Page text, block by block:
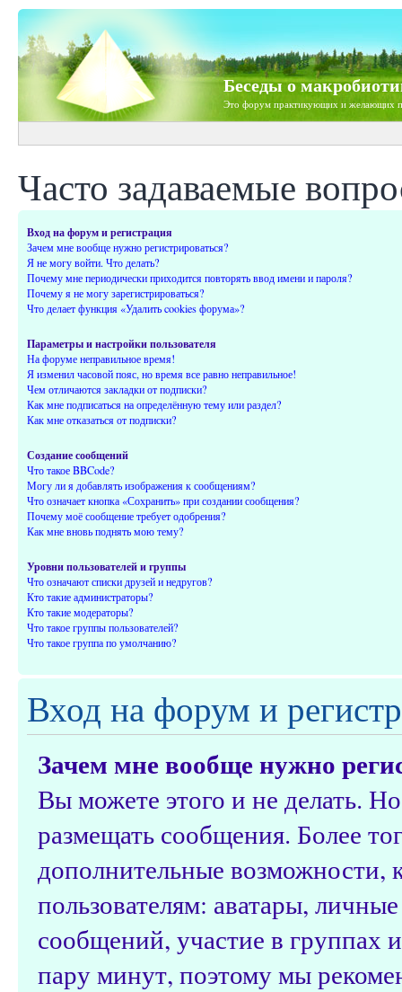
Беседы о
Это форум практикующих и желающих
Часто задаваемые
Вход на форум и регистрация
Зачем мне вообще нужно регистрироваться?
Я не могу войти. Что делать?
Почему мне периодически приходится повторять ввод имени и пароля?
Почему я не могу зарегистрироваться?
Что делает функция «Удалить cookies форума»?
Параметры и настройки пользователя
На форуме неправильное время!
Я изменил часовой пояс, но время все равно неправильное!
Чем отличаются закладки от подписки?
Как мне подписаться на определённую тему или раздел?
Как мне отказаться от подписки?
Создание сообщений
Что такое BBCode?
Могу ли я добавлять изображения к сообщениям?
Что означает кнопка «Сохранить» при создании сообщения?
Почему моё сообщение требует одобрения?
Как мне вновь поднять мою тему?
Уровни пользователей и группы
Что означают списки друзей и недругов?
Кто такие администраторы?
Кто такие модераторы?
Что такое группы пользователей?
Что такое группа по умолчанию?
Вход на форум и
Зачем мне вообще нужно
Вы можете этого и не делать.
размещать сообщения. Более
дополнительные
пользователям: аватары,
сообщений, участие в группах
пару минут, поэтому мы